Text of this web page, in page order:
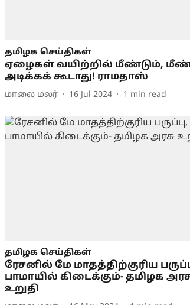
தமிழக செய்திகள்
ஏழைகள் வயிற்றில் மீண்டும்,
அடிக்கக் கூடாது! ராமதாஸ்
மாலை மலர் 16 Jul 2024 1 min read
தமிழக செய்திகள்
ரேசனில் மே மாதத்திற்குரிய
பாமாயில் கிடைக்கும்- தமிழக
உறுதி